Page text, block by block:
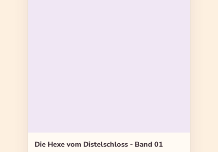
Die Hexe vom Distelschloss - Band 01